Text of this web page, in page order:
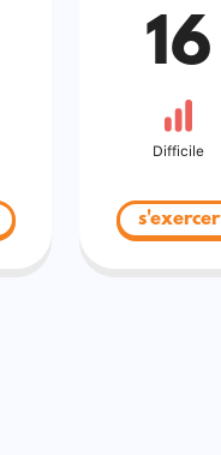
16
Difficile
s'exercer